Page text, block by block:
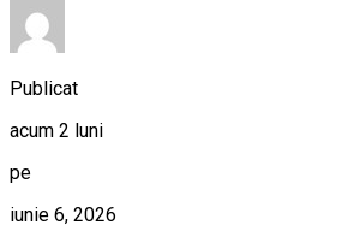
Publicat
acum 2 luni
pe
iunie 6, 2026